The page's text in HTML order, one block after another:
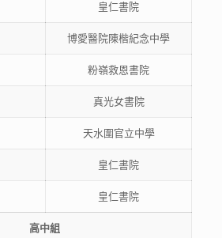
皇仁書院
博愛醫院陳楷紀念中學
粉嶺救恩書院
真光女書院
天水圍官立中學
皇仁書院
皇仁書院
高中組